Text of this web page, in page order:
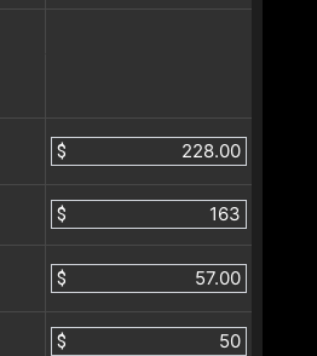
$
$
$
$